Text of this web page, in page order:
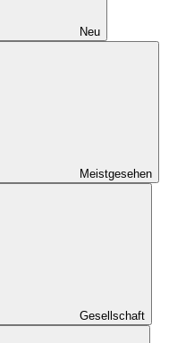
Neu
Meistgesehen
Gesellschaft